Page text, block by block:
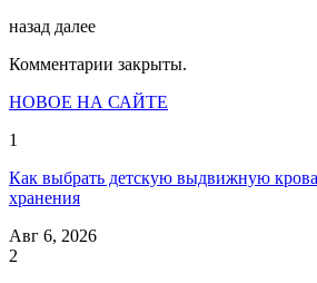
назад далее
Комментарии закрыты.
НОВОЕ НА САЙТЕ
1
Как выбрать детскую выдвижную
хранения
Авг 6, 2026
2